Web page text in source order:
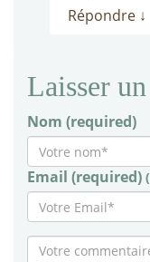
Répondre ↓
Laisser
Nom (required)
Email (required)